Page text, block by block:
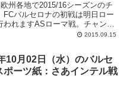
州各地で2015/16シーズンのチ
バルセロナの初戦は明日ロー
れますASローマ戦。チャンピ
らはまだ誰も達成したことのな
にとってのチャンピオンズ出場
。ここまでの99試合では実に77
ク。このローマでも得点を決
とを期待されますし、リーガに
ゴールを捧げる姿が見れること
2015.09.15
10月02日（水）のバルセ
ポーツ紙：さあインテル戦